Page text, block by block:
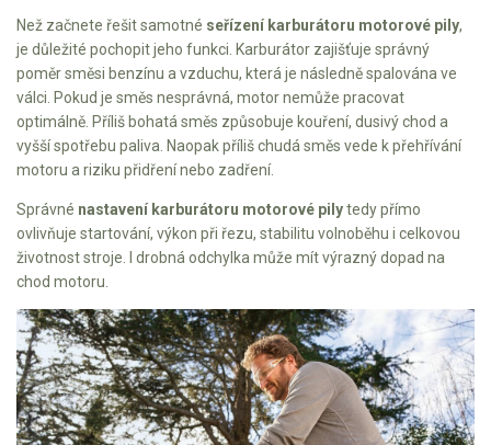
Motorové pily
Benzínové pily
Aku pily
Elektrické pily
Jednoruční pily
Vyvětvovací pily
Aku křovinořezy a vyžínače
Aku pily
Aku sekačky
Než začnete řešit samotné seřízení karburátoru motorové pily,
je důležité pochopit jeho funkci. Karburátor zajišťuje správný
poměr směsi benzínu a vzduchu, která je následně spalována ve
válci. Pokud je směs nesprávná, motor nemůže pracovat
optimálně. Příliš bohatá směs způsobuje kouření, dusivý chod a
vyšší spotřebu paliva. Naopak příliš chudá směs vede k přehřívání
motoru a riziku přidření nebo zadření.
Správné nastavení karburátoru motorové pilytedy přímo
ovlivňuje startování, výkon při řezu, stabilitu volnoběhu i celkovou
životnost stroje. I drobná odchylka může mít výrazný dopad na
chod motoru.